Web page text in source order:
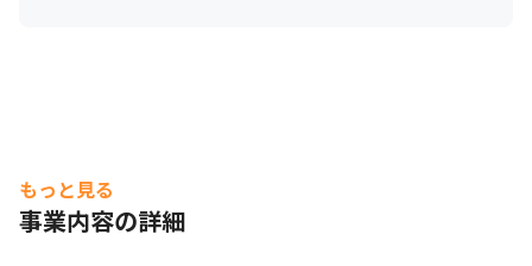
もっと見る
事業内容の詳細